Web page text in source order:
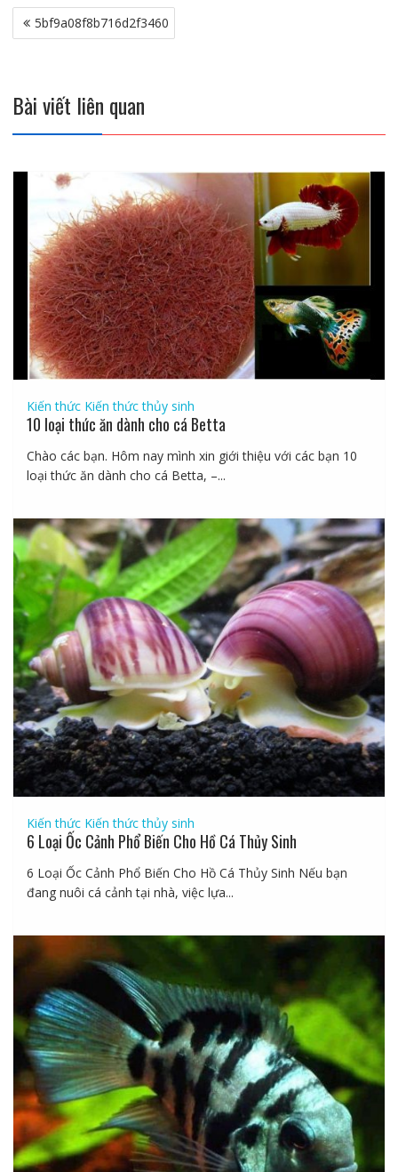
Điều
hướng
5bf9a08f8b716d2f3460
Bài viết liên quan
Kiến thức Kiến thức thủy sinh
10 loại thức ăn dành cho cá Betta
Chào các bạn. Hôm nay mình xin giới thiệu với các bạn 10
loại thức ăn dành cho cá Betta, –...
Kiến thức Kiến thức thủy sinh
6 Loại Ốc Cảnh Phổ Biến Cho Hồ Cá Thủy Sinh
6 Loại Ốc Cảnh Phổ Biến Cho Hồ Cá Thủy Sinh Nếu bạn
đang nuôi cá cảnh tại nhà, việc lựa...